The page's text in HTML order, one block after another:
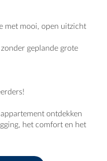
met mooi, open uitzicht
geplande grote
ontdekken
het comfort en het